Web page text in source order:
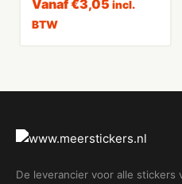
Vanaf€3,05 incl.
BTW
De leverancier voor alle stickers